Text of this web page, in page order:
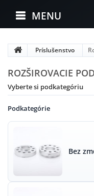
MENU
Príslušenstvo
ROZŠIROVACIE
Vyberte si podkategóriu
Podkategórie
Bez